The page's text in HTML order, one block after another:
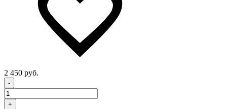
2 450 руб.
-
+